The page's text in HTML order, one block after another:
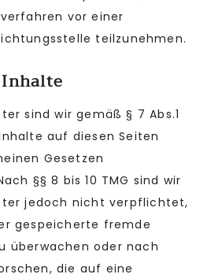
vor einer
teilzunehmen.
sind wir gemäß § 7 Abs.1
auf diesen Seiten
Gesetzen
§§ 8 bis 10 TMG sind wir
jedoch nicht verpflichtet,
gespeicherte fremde
überwachen oder nach
die auf eine